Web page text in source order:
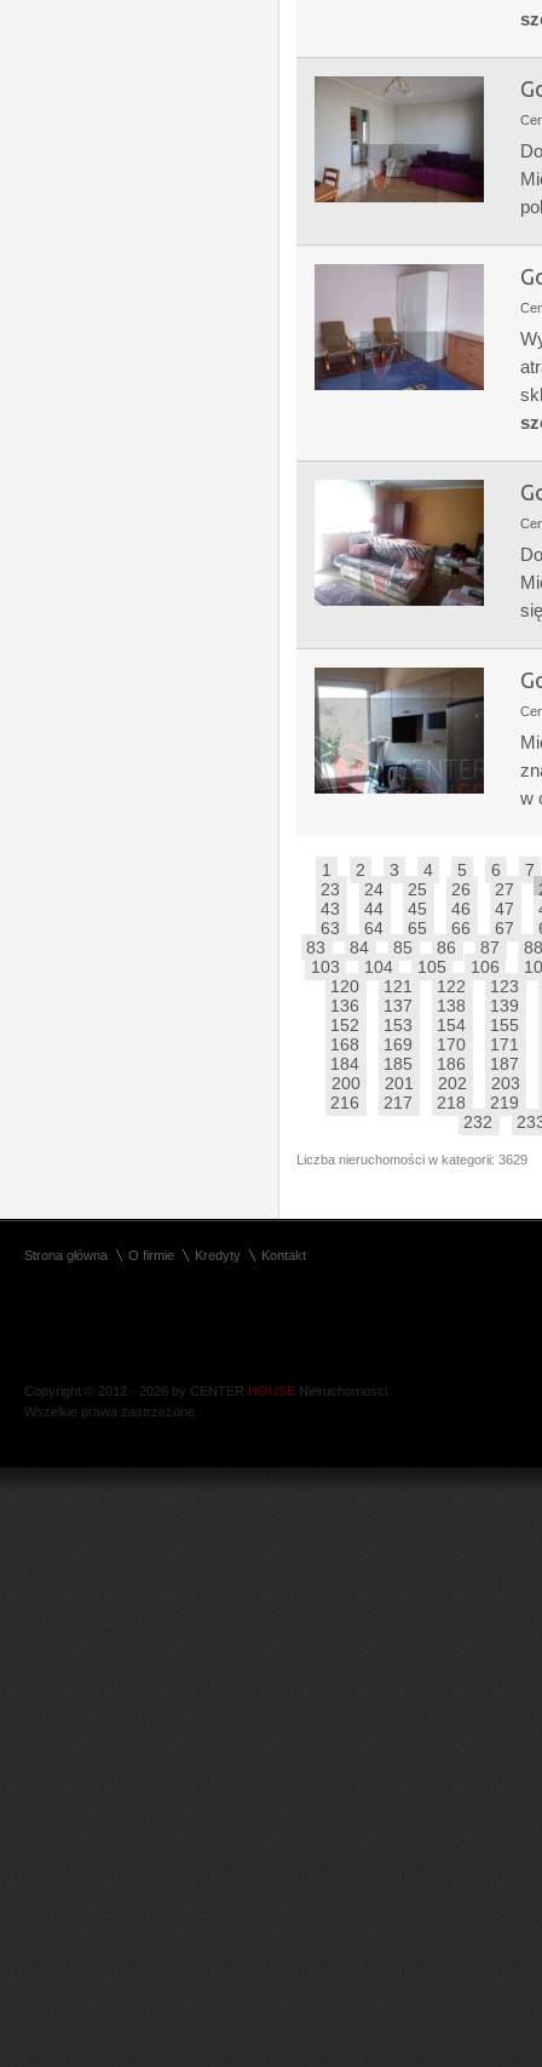
w
1 2 3 4 5 6
7
23
24 25 26 27
43
44 45 46 47
63
64 65 66 67
83
84 85 86 87
103
104 105 106
120
121 122
123
136
137 138
139
152
153 154
155
168
169 170
171
184
185 186
187
200
201 202
203
216
217 218
219
232
Liczba nieruchomości w kategorii: 3629
Strona główna O firmie Kredyty Kontakt
Copyright © 2012 - 2026 by CENTER HOUSE Nieruchomości.
Wszelkie prawa zastrzeżone.